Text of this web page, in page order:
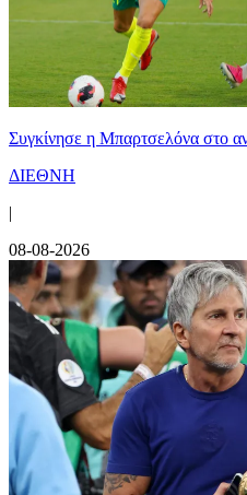
Συγκίνησε η Μπαρτσελόνα στο
ΔΙΕΘΝΗ
|
08-08-2026